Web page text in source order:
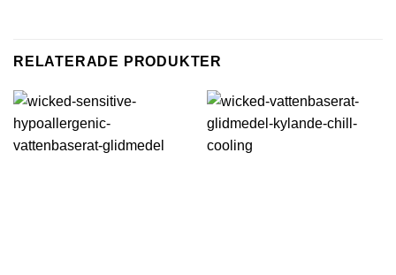
RELATERADE PRODUKTER